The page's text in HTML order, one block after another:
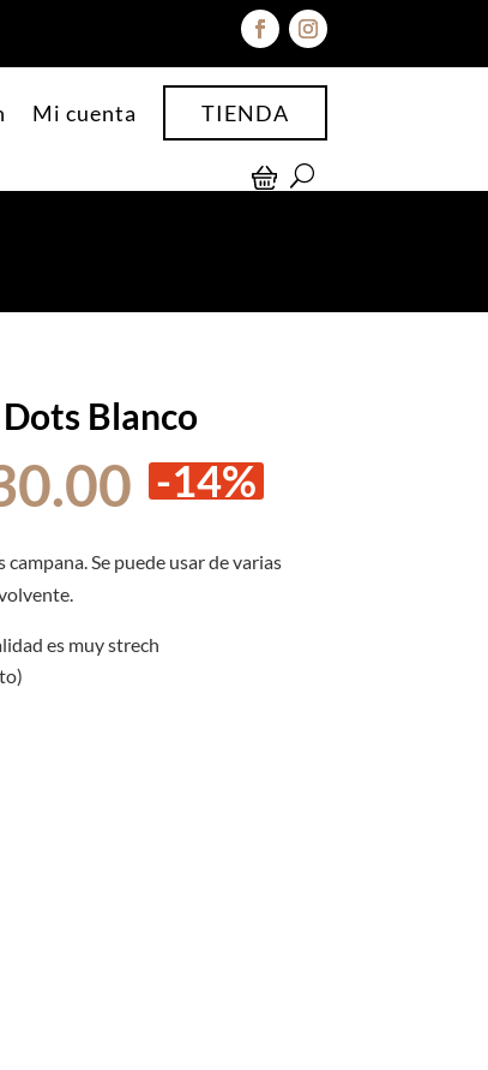
Mi cuenta TIENDA
Blanco
El
precio
actual
es:
-14%
Se puede usar de varias
es muy strech